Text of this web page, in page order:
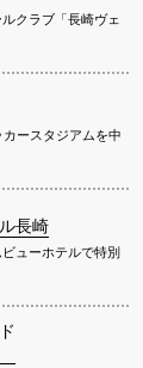
クラブ「長崎ヴェ
ースタジアムを中
長崎
ューホテルで特別